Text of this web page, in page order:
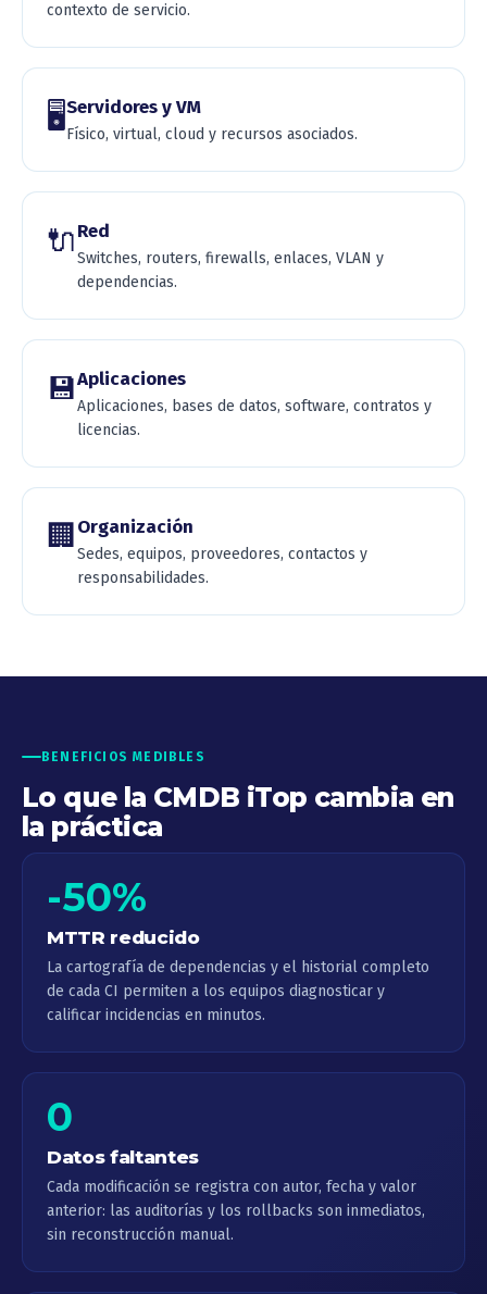
contexto de servicio.
🖥️Servidores y VM
Físico, virtual, cloud y recursos asociados.
🔌Red
Switches, routers, firewalls, enlaces, VLAN y
dependencias.
💾Aplicaciones
Aplicaciones, bases de datos, software, contratos y
licencias.
🏢 Organización
Sedes, equipos, proveedores, contactos y
responsabilidades.
BENEFICIOS MEDIBLES
Lo que la CMDB iTop cambia en
la práctica
-50%
MTTR reducido
La cartografía de dependencias y el historial completo
de cada CI permiten a los equipos diagnosticar y
calificar incidencias en minutos.
0
Datos faltantes
Cada modificación se registra con autor, fecha y valor
anterior: las auditorías y los rollbacks son inmediatos,
sin reconstrucción manual.